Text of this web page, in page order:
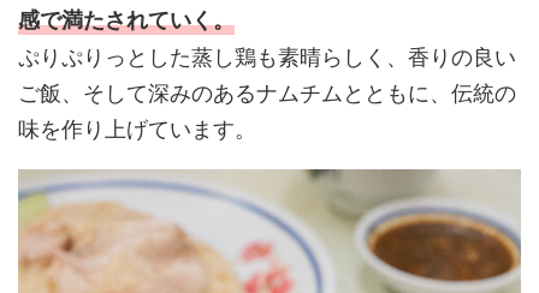
感で満たされていく。
ぷりぷりっとした蒸し鶏も素晴らしく、香りの良い
ご飯、そして深みのあるナムチムとともに、伝統の
味を作り上げています。